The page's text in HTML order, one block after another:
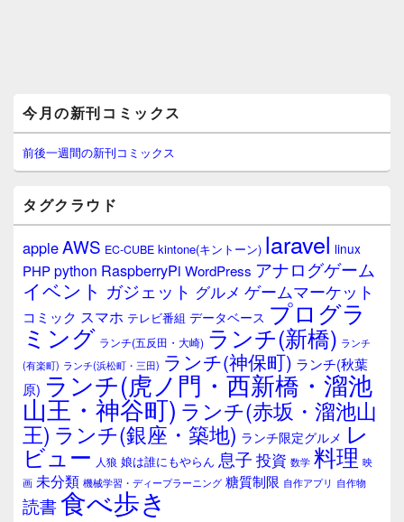
イ
ン
サ
イ
ウ
ィ
ジ
ェ
ア
今月の新刊コミックス
前後一週間の新刊コミックス
タグクラウド
appleAWS EC-CUBE kintone(キントーン) laravel linux
PHPpython RaspberryPi WordPress アナログゲーム
イベント ガジェット グルメ ゲームマーケット
コミック スマホ テレビ番組 データベース プログラ
ミング ランチ(五反田・大崎) ランチ(新橋) ランチ
(有楽町) ランチ(浜松町・三田) ランチ(神保町) ランチ(秋葉
原) ランチ(虎ノ門・西新橋・溜池
山王・神谷町) ランチ(赤坂・溜池山
王) ランチ(銀座・築地) ランチ限定グルメ レ
ビュー 人狼 娘は誰にもやらん 息子 投資 数学 料理 映
画 未分類 機械学習・ディープラーニング 糖質制限 自作アプリ 自作物
読書食べ歩き